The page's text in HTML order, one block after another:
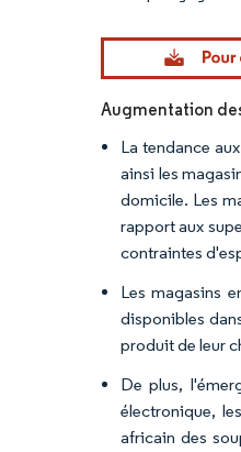
Augmentation
La tendance
ainsi les
domicile. Les
rapport aux
contraintes
Les magasins
disponibles
produit de leur
De plus,
électronique,
africain des